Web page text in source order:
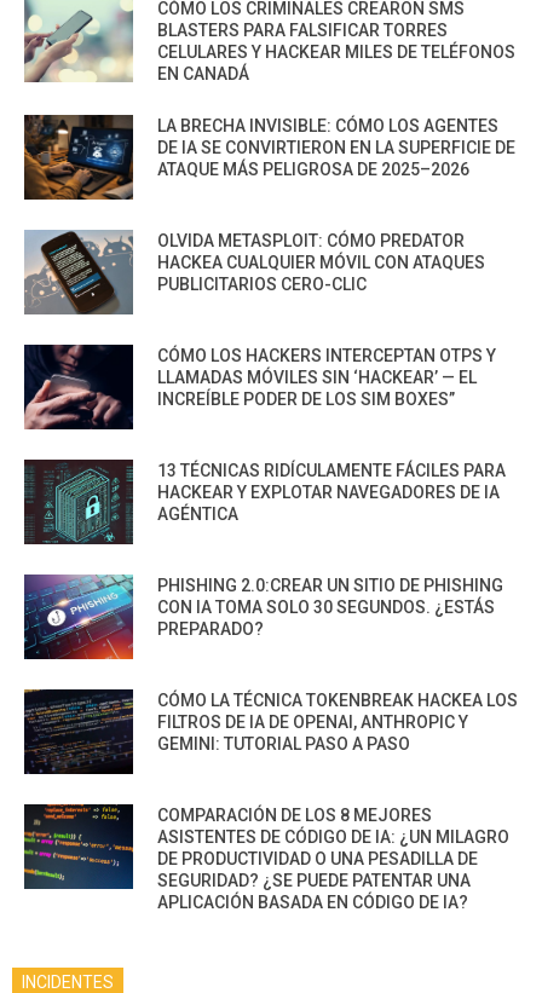
CÓMO LOS CRIMINALES CREARON SMS
BLASTERS PARA FALSIFICAR TORRES
CELULARES Y HACKEAR MILES DE TELÉFONOS
EN CANADÁ
LA BRECHA INVISIBLE: CÓMO LOS AGENTES
DE IA SE CONVIRTIERON EN LA SUPERFICIE DE
ATAQUE MÁS PELIGROSA DE 2025–2026
OLVIDA METASPLOIT: CÓMO PREDATOR
HACKEA CUALQUIER MÓVIL CON ATAQUES
PUBLICITARIOS CERO-CLIC
CÓMO LOS HACKERS INTERCEPTAN OTPS Y
LLAMADAS MÓVILES SIN ‘HACKEAR’ — EL
INCREÍBLE PODER DE LOS SIM BOXES”
13 TÉCNICAS RIDÍCULAMENTE FÁCILES PARA
HACKEAR Y EXPLOTAR NAVEGADORES DE IA
AGÉNTICA
PHISHING 2.0:CREAR UN SITIO DE PHISHING
CON IA TOMA SOLO 30 SEGUNDOS. ¿ESTÁS
PREPARADO?
CÓMO LA TÉCNICA TOKENBREAK HACKEA LOS
FILTROS DE IA DE OPENAI, ANTHROPIC Y
GEMINI: TUTORIAL PASO A PASO
COMPARACIÓN DE LOS 8 MEJORES
ASISTENTES DE CÓDIGO DE IA: ¿UN MILAGRO
DE PRODUCTIVIDAD O UNA PESADILLA DE
SEGURIDAD? ¿SE PUEDE PATENTAR UNA
APLICACIÓN BASADA EN CÓDIGO DE IA?
INCIDENTES